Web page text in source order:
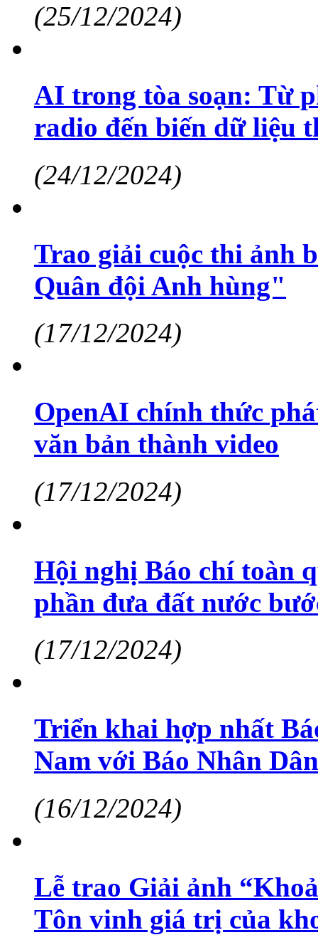
(25/12/2024)
AI trong tòa soạn: Từ
radio đến biến dữ liệu
(24/12/2024)
Trao giải cuộc thi ảnh
Quân đội Anh hùng"
(17/12/2024)
OpenAI chính thức
văn bản thành video
(17/12/2024)
Hội nghị Báo chí toàn
phần đưa đất nước
(17/12/2024)
Triển khai hợp nhất
Nam với Báo Nhân Dân
(16/12/2024)
Lễ trao Giải ảnh
Tôn vinh giá trị của